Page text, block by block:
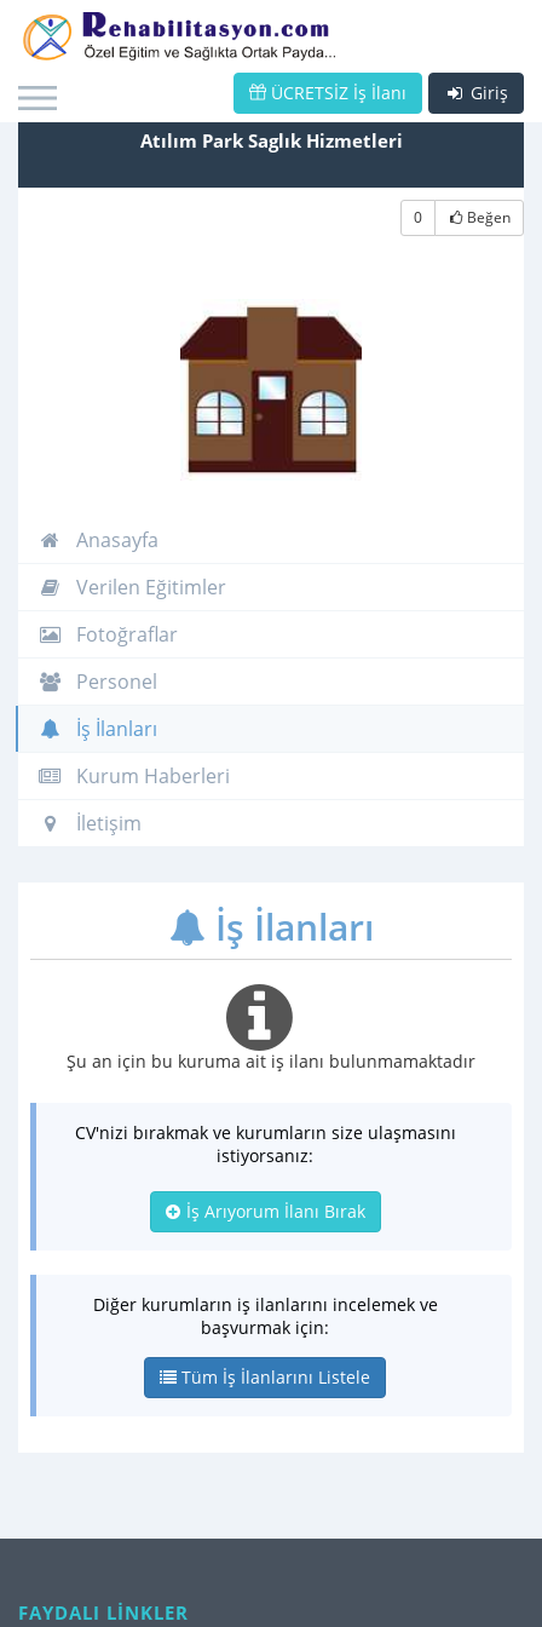
Giriş
ÜCRETSİZ İş İlanı
Atılım Park Saglık Hizmetleri
0 Beğen
Anasayfa
Verilen Eğitimler
Fotoğraflar
Personel
İş İlanları
Kurum Haberleri
İletişim
İş İlanları
Şu an için bu kuruma ait iş ilanı bulunmamaktadır
CV'nizi bırakmak ve kurumların size ulaşmasını
istiyorsanız:
İş Arıyorum İlanı Bırak
Diğer kurumların iş ilanlarını incelemek ve
başvurmak için:
Tüm İş İlanlarını Listele
FAYDALI LİNKLER